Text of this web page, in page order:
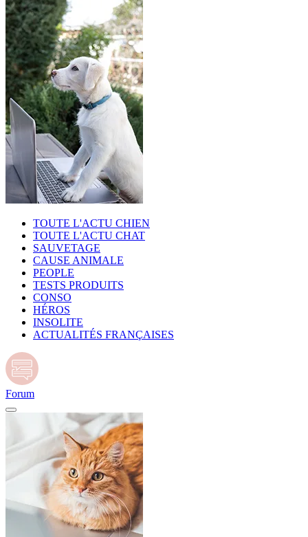
TOUTE L'ACTU CHIEN
TOUTE L'ACTU CHAT
SAUVETAGE
CAUSE ANIMALE
PEOPLE
TESTS PRODUITS
CONSO
HÉROS
INSOLITE
ACTUALITÉS FRANÇAISES
Forum